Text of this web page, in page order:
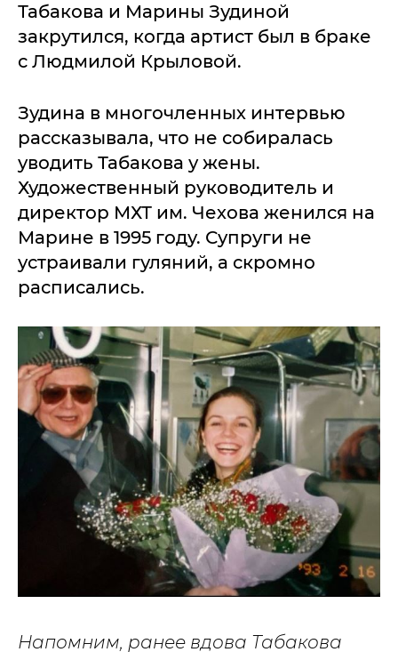
Табакова и Марины Зудиной
закрутился, когда артист был в браке
с Людмилой Крыловой.
Зудина в многочленных интервью
рассказывала, что не собиралась
уводить Табакова у жены.
Художественный руководитель и
директор МХТ им. Чехова женился на
Марине в 1995 году. Супруги не
устраивали гуляний, а скромно
расписались.
Напомним, ранее вдова Табакова